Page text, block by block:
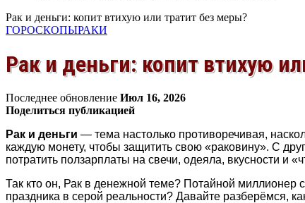
Рак и деньги: копит втихую или тратит без меры?
ГОРОСКОПЫРАКИ
Рак и деньги: копит втихую
Последнее обновление Июл 16, 2026
Поделиться публикацией
Рак и деньги — тема настолько противоречивая,
каждую монету, чтобы защитить свою «раковину». С
потратить ползарплаты на свечи, одеяла, вкусности и
Так кто он, Рак в денежной теме? Потайной миллионер
праздника в серой реальности? Давайте разберёмся,